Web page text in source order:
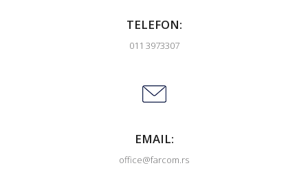
TELEFON:
011 3973307
EMAIL:
office@farcom.rs